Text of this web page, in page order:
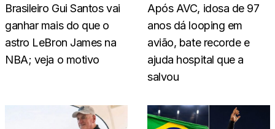
Brasileiro Gui Santos vai
ganhar mais do que o
astro LeBron James na
NBA; veja o motivo
Após AVC, idosa de 97
anos dá looping em
avião, bate recorde e
ajuda hospital que a
salvou